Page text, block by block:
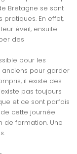
Bretagne se sont
En effet,
éveil, ensuite
des
pour les
pour garder
il existe des
pas toujours
et ce sont parfois
cette journée
de formation. Une